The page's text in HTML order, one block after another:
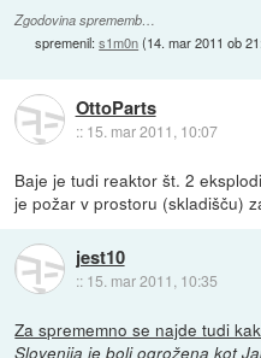
Zgodovina sprememb…
spremenil:s1m0n(14. mar 2011 ob
OttoParts
:: 15. mar 2011, 10:07
Baje je tudi reaktor št. 2
je požar v prostoru (skladišču)
jest10
:: 15. mar 2011, 10:35
Za sprememno se najde tudi
Slovenija je bolj ogrožena kot